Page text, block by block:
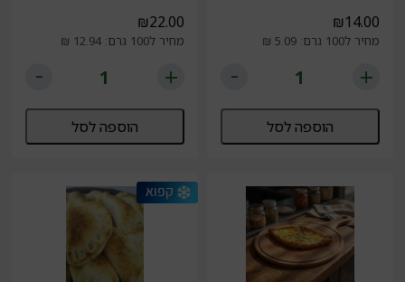
₪14.00
מחיר ל100 גרם: 5.09 ₪
הוספה לסל
₪22.00
מחיר ל100 גרם: 12.94 ₪
הוספה לסל